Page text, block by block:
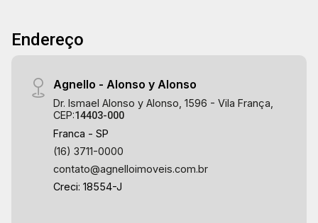
Endereço
Agnello - Alonso y Alonso
Dr. Ismael Alonso y Alonso, 1596 - Vila França,
CEP:14403-000
Franca - SP
(16) 3711-0000
contato@agnelloimoveis.com.br
Creci: 18554-J